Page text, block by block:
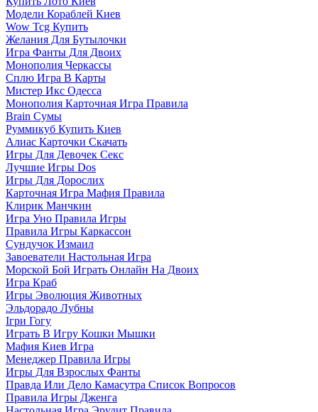
Модели Кораблей Киев
Wow Tcg Купить
Желания Для Бутылочки
Игра Фанты Для Двоих
Монополия Черкассы
Сплю Игра В Карты
Мистер Икс Одесса
Монополия Карточная Игра Правила
Brain Сумы
Руммикуб Купить Киев
Алиас Карточки Скачать
Игры Для Девочек Секс
Лучшие Игры Dos
Игры Для Дорослих
Карточная Игра Мафия Правила
Клирик Манчкин
Игра Уно Правила Игры
Правила Игры Каркассон
Сундучок Измаил
Завоеватели Настольная Игра
Морской Бой Играть Онлайн На Двоих
Игра Краб
Игры Эволюция Животных
Эльдорадо Лубны
Ігри Гогу
Играть В Игру Кошки Мышки
Мафия Киев Игра
Менеджер Правила Игры
Игры Для Взрослых Фанты
Правда Или Дело Камасутра Список Вопросов
Правила Игры Дженга